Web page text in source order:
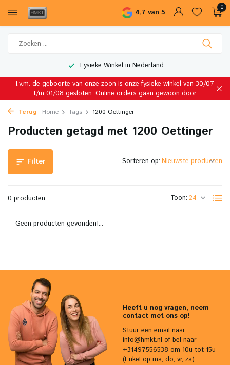
4,7 van 5
0
Fysieke Winkel in Nederland
I.v.m. de geboorte van onze zoon is onze fysieke winkel van 30/07
t/m 01/08 gesloten. Online orders gaan gewoon door.
Terug Home Tags 1200 Oettinger
Producten getagd met 1200 Oettinger
Filter
0 producten Toon:
Sorteren op:
Geen producten gevonden!...
Heeft u nog vragen, neem
contact met ons op!
Stuur een email naar
info@hmkt.nl of bel naar
+31497556538 om 10u tot 15u
(Enkel op ma, do, vr, za).